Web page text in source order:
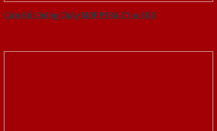
Cửa Gỗ Chống Cháy MDF P1R4-C1-a-SGD